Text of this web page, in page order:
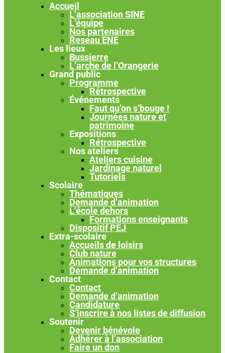
Accueil
L’association SINE
L’équipe
Nos partenaires
Reseau ENE
Les lieux
Bussierre
L’arche de l’Orangerie
Grand public
Programme
Rétrospective
Événements
Faut qu’on s’bouge !
Journées nature et
patrimoine
Expositions
Rétrospective
Nos ateliers
Ateliers cuisine
Jardinage naturel
Tutoriels
Scolaire
Thématiques
Demande d’animation
L’école dehors
Formations enseignants
Dispositif PEJ
Extra-scolaire
Accueils de loisirs
Club nature
Animations pour vos structures
Demande d’animation
Contact
Contact
Demande d’animation
Candidature
S’inscrire à nos listes de diffusion
Soutenir
Devenir bénévole
Adhérer à l’association
Faire un don